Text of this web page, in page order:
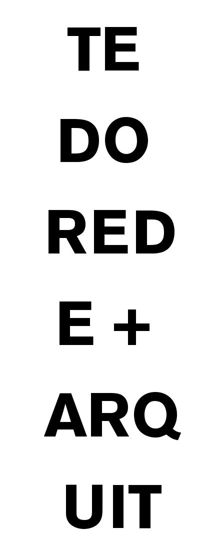
TE
DO
RED
E +
ARQ
UIT